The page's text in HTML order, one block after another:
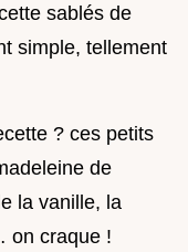
sablés de
simple, tellement
? ces petits
de
la vanille, la
on craque !